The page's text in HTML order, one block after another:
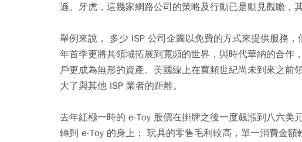
遜、牙虎，這幾家網路公司的策略及行動已是動見觀瞻，
舉例來說， 多少 ISP 公司企圖以免費的方式來提供服務
年首季更將其領域拓展到寬頻的世界，與時代華納的合作
戶更成為無形的資產。美國線上在寬頻世紀尚未到來之前
大了與其他 ISP 業者的距離。
去年紅極一時的 e-Toy 股價在掛牌之後一度飆漲到八六美
轉到 e-Toy 的身上； 玩具的零售毛利較高，單一消費金額